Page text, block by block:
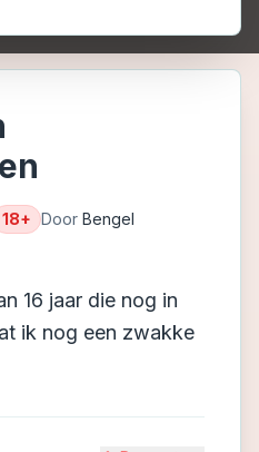
18+ Door Bengel
16 jaar die nog in
ik nog een zwakke